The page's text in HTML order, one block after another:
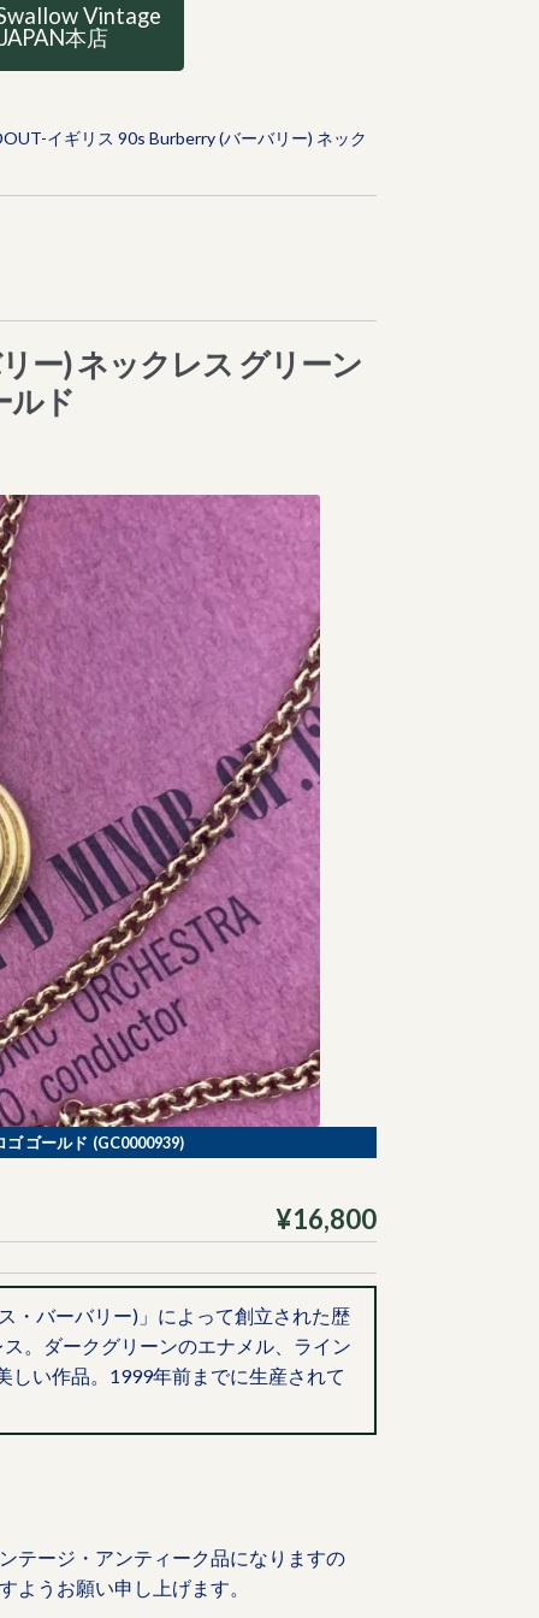
Vintage
JAPAN本店
イギリス 90s Burberry (バーバリー) ネック
ー) ネックレス グリーン
ルド
ゴールド (GC0000939)
¥16,800
・バーバリー)」によって創立された歴
。ダークグリーンのエナメル、ライン
しい作品。1999年前までに生産されて
テージ・アンティーク品になりますの
ようお願い申し上げます。